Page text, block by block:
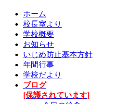
ホーム
校長室より
学校概要
お知らせ
いじめ防止基本方針
年間行事
学校だより
ブログ
[保護されています]